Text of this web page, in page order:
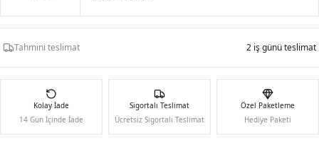
Tahmini teslimat 2 iş günü teslimat
Kolay İade
14 Gün İçinde İade
Sigortalı Teslimat
Ücretsiz Sigortalı Teslimat
Özel Paketleme
Hediye Paketi